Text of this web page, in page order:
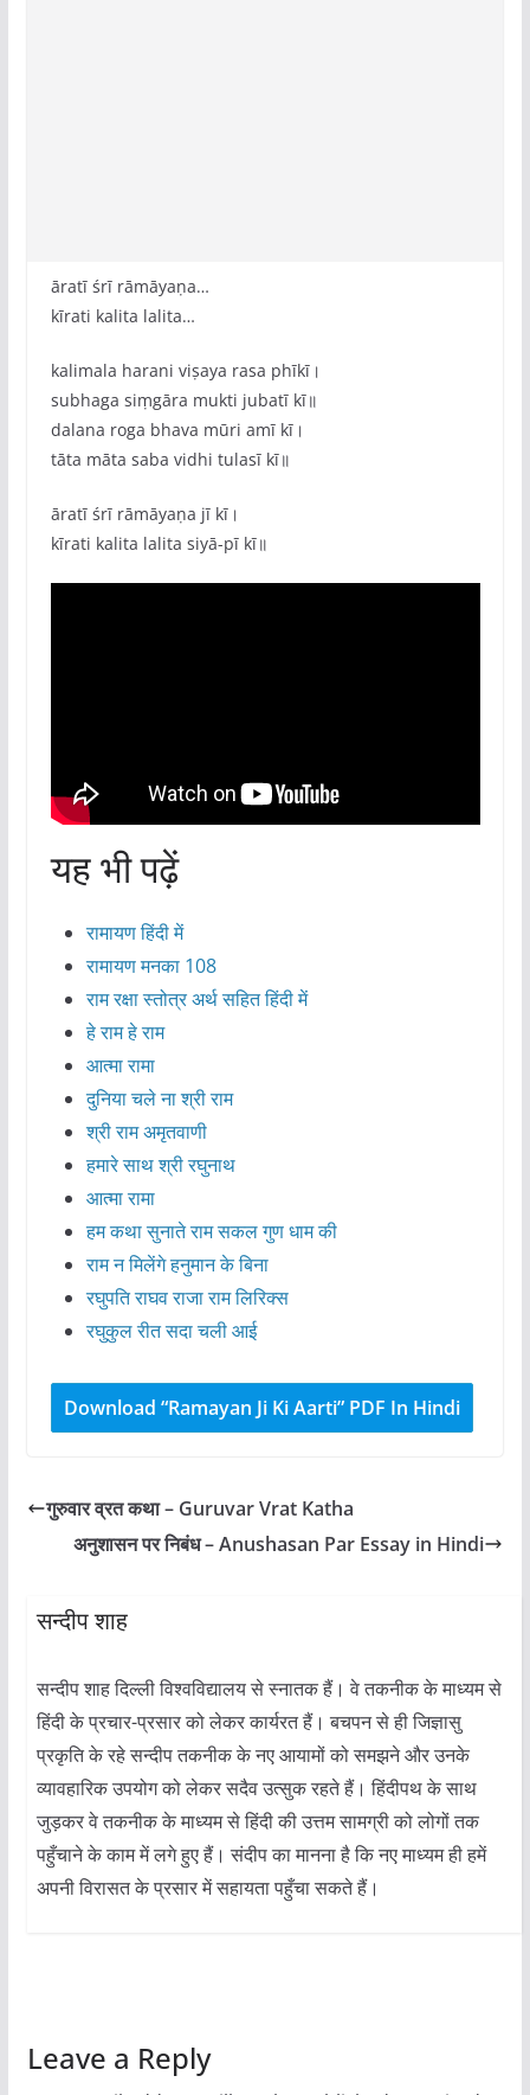
āratī śrī rāmāyaṇa…
kīrati kalita lalita…
kalimala harani viṣaya rasa phīkī।
subhaga siṃgāra mukti jubatī kī॥
dalana roga bhava mūri amī kī।
tāta māta saba vidhi tulasī kī॥
āratī śrī rāmāyaṇa jī kī।
kīrati kalita lalita siyā-pī kī॥
यह भी पढ़ें
रामायण हिंदी में
रामायण मनका 108
राम रक्षा स्तोत्र अर्थ सहित हिंदी में
हे राम हे राम
आत्मा रामा
दुनिया चले ना श्री राम
श्री राम अमृतवाणी
हमारे साथ श्री रघुनाथ
आत्मा रामा
हम कथा सुनाते राम सकल गुण धाम की
राम न मिलेंगे हनुमान के बिना
रघुपति राघव राजा राम लिरिक्स
रघुकुल रीत सदा चली आई
Download “Ramayan Ji Ki Aarti” PDF In Hindi
गुरुवार व्रत कथा – Guruvar Vrat Katha
अनुशासन पर निबंध – Anushasan Par Essay in Hindi
सन्दीप शाह
सन्दीप शाह दिल्ली विश्वविद्यालय से स्नातक हैं। वे तकनीक के माध्यम से
हिंदी के प्रचार-प्रसार को लेकर कार्यरत हैं। बचपन से ही जिज्ञासु
प्रकृति के रहे सन्दीप तकनीक के नए आयामों को समझने और उनके
व्यावहारिक उपयोग को लेकर सदैव उत्सुक रहते हैं। हिंदीपथ के साथ
जुड़कर वे तकनीक के माध्यम से हिंदी की उत्तम सामग्री को लोगों तक
पहुँचाने के काम में लगे हुए हैं। संदीप का मानना है कि नए माध्यम ही हमें
अपनी विरासत के प्रसार में सहायता पहुँचा सकते हैं।
Leave a Reply